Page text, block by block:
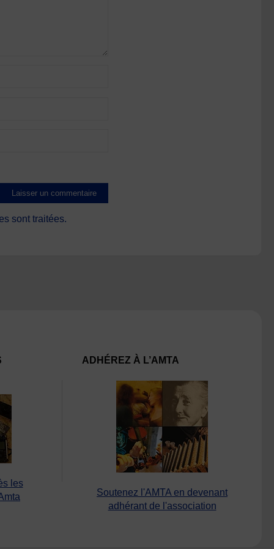
sont traitées.
les
ADHÉREZ À L’AMTA
Soutenez l'AMTA en devenant
adhérant de l'association